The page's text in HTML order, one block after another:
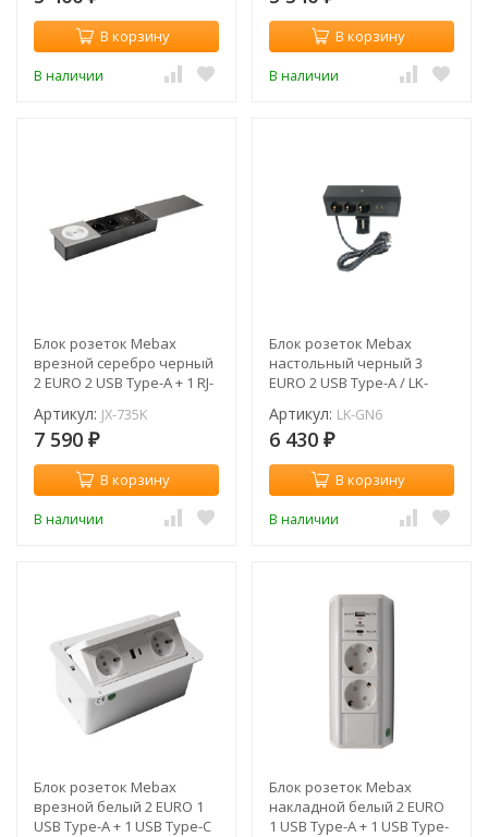
В корзину
В наличии
В корзину
В наличии
Блок розеток Mebax
врезной серебро черный
2 EURO 2 USB Type-A + 1 RJ-
Артикул: JX-735K
7 590 ₽
В корзину
В наличии
Блок розеток Mebax
настольный черный 3
EURO 2 USB Type-A / LK-
Артикул: LK-GN6
6 430 ₽
В корзину
В наличии
Блок розеток Mebax
врезной белый 2 EURO 1
USB Type-A + 1 USB Type-С
Блок розеток Mebax
накладной белый 2 EURO
1 USB Type-A + 1 USB Type-